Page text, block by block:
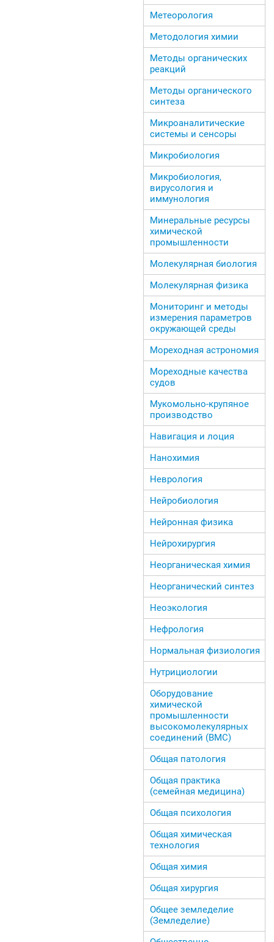
Метеорология
Методология химии
Методы органических
реакций
Методы органического
синтеза
Микроаналитические
системы и сенсоры
Микробиология
Микробиология,
вирусология и
иммунология
Минеральные ресурсы
химической
промышленности
Молекулярная биология
Молекулярная физика
Мониторинг и методы
измерения параметров
окружающей среды
Мореходная астрономия
Мореходные качества
судов
Мукомольно-крупяное
производство
Навигация и лоция
Нанохимия
Неврология
Нейробиология
Нейронная физика
Нейрохирургия
Неорганическая химия
Неорганический синтез
Неоэкология
Нефрология
Нормальная физиология
Нутрициологии
Оборудование
химической
промышленности
высокомолекулярных
соединений (ВМС)
Общая патология
Общая практика
(семейная медицина)
Общая психология
Общая химическая
технология
Общая химия
Общая хирургия
Общее земледелие
(Земледелие)